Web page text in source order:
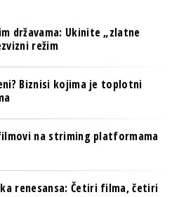
državama: Ukinite „zlatne
režim
Biznisi kojima je toplotni
na striming platformama
renesansa: Četiri filma, četiri